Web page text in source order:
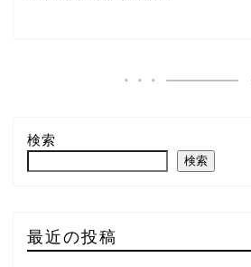
検索
検索
最近の投稿